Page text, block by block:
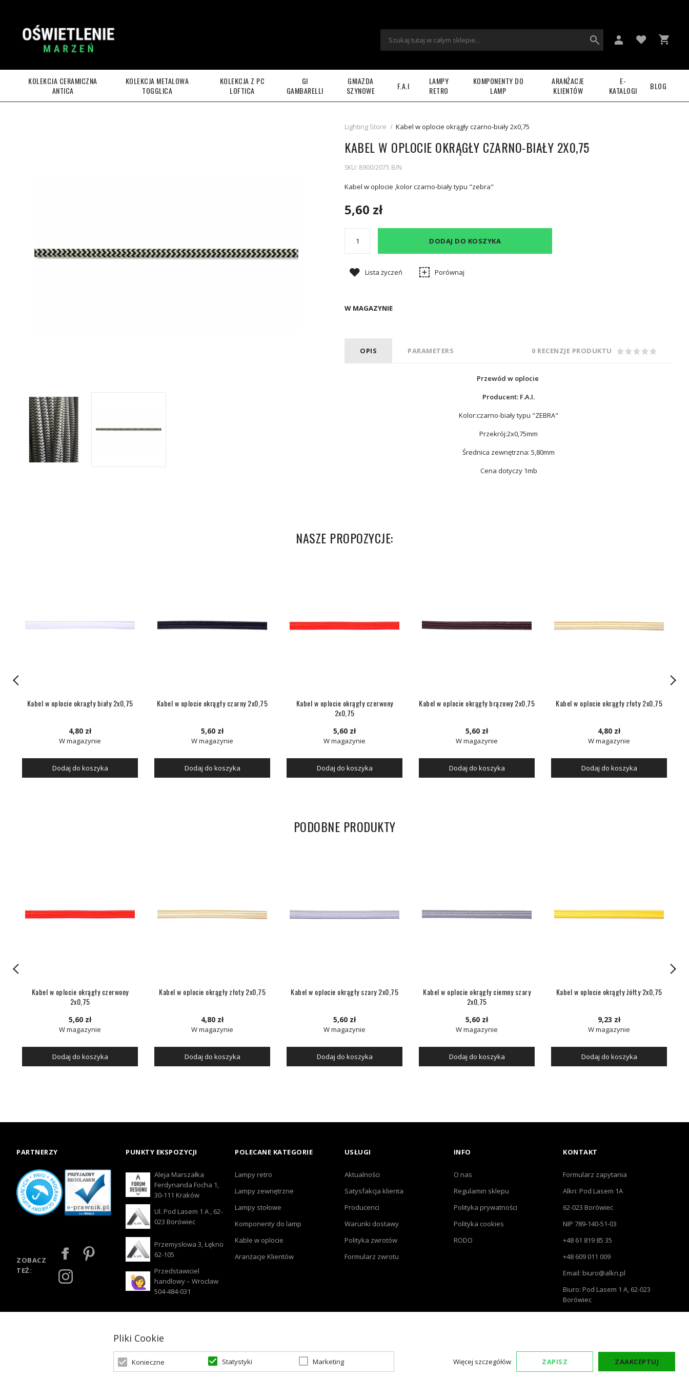
KOLEKCJA CERAMICZNA
ANTICA
KOLEKCJA METALOWA
TOGGLICA
KOLEKCJA Z PC
LOFTICA
GI
GAMBARELLI
GNIAZDA
SZYNOWE
F.A.I
LAMPY
RETRO
KOMPONENTY DO
LAMP
ARANŻACJE
KLIENTÓW
E-
KATALOGI
BLOG
Lighting Store / Kabel w oplocie okrągły czarno-biały 2x0,75
KABEL W OPLOCIE OKRĄGŁY CZARNO-BIAŁY 2X0,75
SKU: 8900/2075 B/N
Kabel w oplocie ,kolor czarno-biały typu "zebra"
5,60 zł
DODAJ DO KOSZYKA
Lista życzeń Porównaj
W MAGAZYNIE
OPIS PARAMETERS 0 RECENZJE PRODUKTU
Przewód w oplocie
Producent: F.A.I.
Kolor:czarno-biały typu "ZEBRA"
Przekrój:2x0,75mm
Średnica zewnętrzna: 5,80mm
Cena dotyczy 1mb
NASZE PROPOZYCJE:
Kabel w oplocie okragły biały 2x0,75
4,80 zł
W magazynie
Dodaj do koszyka
Kabel w oplocie okrągły czarny 2x0,75
5,60 zł
W magazynie
Dodaj do koszyka
Kabel w oplocie okrągły czerwony
2x0,75
5,60 zł
W magazynie
Dodaj do koszyka
Kabel w oplocie okrągły brązowy 2x0,75
5,60 zł
W magazynie
Dodaj do koszyka
Kabel w oplocie okrągły złoty 2x0,75
4,80 zł
W magazynie
Dodaj do koszyka
PODOBNE PRODUKTY
Kabel w oplocie okrągły czerwony
2x0,75
5,60 zł
W magazynie
Dodaj do koszyka
Kabel w oplocie okrągły złoty 2x0,75
4,80 zł
W magazynie
Dodaj do koszyka
Kabel w oplocie okrągły szary 2x0,75
5,60 zł
W magazynie
Dodaj do koszyka
Kabel w oplocie okrągły ciemny szary
2x0,75
5,60 zł
W magazynie
Dodaj do koszyka
Kabel w oplocie okrągły żółty 2x0,75
9,23 zł
W magazynie
Dodaj do koszyka
PARTNERZY
ZOBACZ
TEŻ:
PUNKTY EKSPOZYCJI
Aleja Marszałka
Ferdynanda Focha 1,
30-111 Kraków
Ul. Pod Lasem 1 A , 62-
023 Borówiec
Przemysłowa 3, Łękno
62-105
Przedstawiciel
handlowy – Wrocław
504-484-031
POLECANE KATEGORIE
Lampy retro
Lampy zewnętrzne
Lampy stołowe
Komponenty do lamp
Kable w oplocie
Aranżacje Klientów
USŁUGI
Aktualności
Satysfakcja klienta
Producenci
Warunki dostawy
Polityka zwrotów
Formularz zwrotu
INFO
O nas
Regulamin sklepu
Polityka prywatności
Polityka cookies
RODO
KONTAKT
Formularz zapytania
Alkri: Pod Lasem 1A
62-023 Borówiec
NIP 789-140-51-03
+48 61 819 85 35
+48 609 011 009
Email: biuro@alkri.pl
Biuro: Pod Lasem 1 A, 62-023
Borówiec
Pliki Cookie
Konieczne Statystyki Marketing Więcej szczegółów ZAPISZ
ZAAKCEPTUJ